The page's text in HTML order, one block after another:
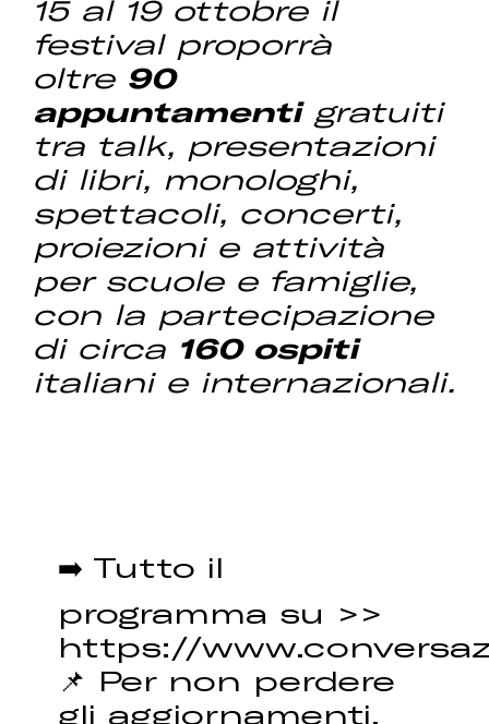
15 al 19 ottobre il
festival proporrà
oltre 90
appuntamentigratuiti
tra talk, presentazioni
di libri, monologhi,
spettacoli, concerti,
proiezioni e attività
per scuole e famiglie,
con la partecipazione
di circa 160 ospiti
italiani e internazionali.
➡️ Tutto il
programma su >>
https://
📌 Per non perdere
gli aggiornamenti,